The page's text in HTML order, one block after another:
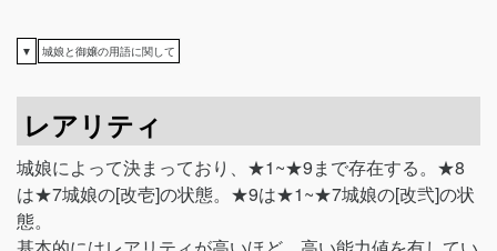
▼ 城娘と御嬢の用語に関して
レアリティ
城娘によって決まっており、★1~★9まで存在する。★8
は★7城娘の[改壱]の状態。★9は★1~★7城娘の[改弐]の状
態。